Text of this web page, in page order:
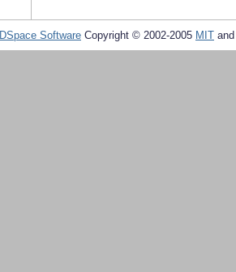
DSpace Software Copyright © 2002-2005 MIT